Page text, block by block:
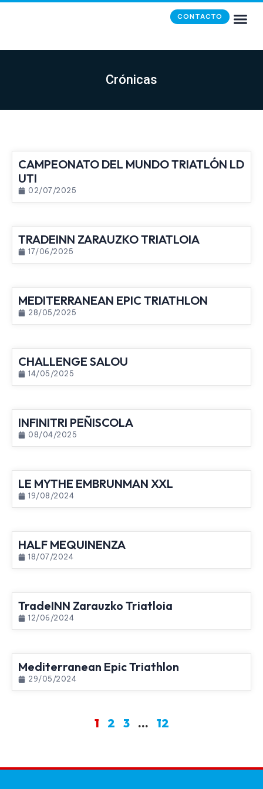
CONTACTO
Crónicas
CAMPEONATO DEL MUNDO TRIATLÓN LD
UTI
02/07/2025
TRADEINN ZARAUZKO TRIATLOIA
17/06/2025
MEDITERRANEAN EPIC TRIATHLON
28/05/2025
CHALLENGE SALOU
14/05/2025
INFINITRI PEÑISCOLA
08/04/2025
LE MYTHE EMBRUNMAN XXL
19/08/2024
HALF MEQUINENZA
18/07/2024
TradeINN Zarauzko Triatloia
12/06/2024
Mediterranean Epic Triathlon
29/05/2024
1 2 3 … 12